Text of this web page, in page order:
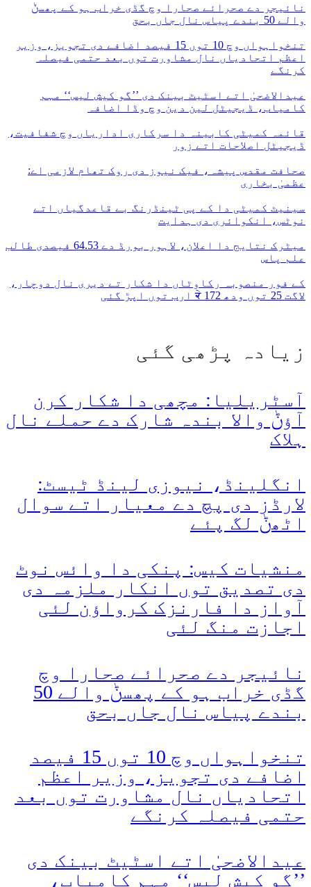
نائیجر دے صحرائے صحارا وچ گڈی خراب ہو کے پھسݨ
والے 50 بندے پیاس نال جاں بحق
تنخواہواں وچ 10 توں 15 فیصد اضافے دی تجویز، وزیر
اعظم اتحادیاں نال مشاورت توں بعد حتمی فیصلہ
کرنگے
عیدالاضحیٰ اتے اسٹیٹ بینک دی ’’گو کیش لیس‘‘ مہم
کامیاب، ڈیجیٹل لین دین وچ وڈا اضافہ
قائمہ کمیٹی کابینہ دا سرکاری اداریاں وچ شفافیت،
ڈیجیٹل اصلاحات اتے زور
صحافت مقدس پیشہ، فیک نیوز دی روک تھام لازمی اے:
عظمیٰ بخاری
سینیٹ کمیٹی دا کے پی ٹینڈرنگ بے قاعدگیاں اتے
نوٹس، انکوائری دی ہدایت
میٹرک نتایج دا اعلان، لاہور بورڈ دے 64.53 فیصدی طالب
علم پاس
کے فور منصوبہ رکاوٹاں دا شکار تے دیری نال دوچار،
لاگت 25 توں ودھ ਕੇ 172 ارب توں اپڑ گئی
زیادہ پڑھی گئی
آسٹریلیا: مچھی دا شکار کرن
آؤݨ والا بندہ شارک دے حملے نال
ہلاک
انگلینڈ، نیوزی لینڈ ٹیسٹ:
لارڈز دی پچ دے معیار اتے سوال
اٹھݨ لگ پئے
منشیات کیس: پنکی دا وائس نوٹ
دی تصدیق توں انکار ملزمہ دی
آواز دا فارنزک کرواؤن لئی
اجازت منگ لئی
نائیجر دے صحرائے صحارا وچ
گڈی خراب ہو کے پھسݨ والے 50
بندے پیاس نال جاں بحق
تنخواہواں وچ 10 توں 15 فیصد
اضافے دی تجویز، وزیر اعظم
اتحادیاں نال مشاورت توں بعد
حتمی فیصلہ کرنگے
عیدالاضحیٰ اتے اسٹیٹ بینک دی
’’گو کیش لیس‘‘ مہم کامیاب،